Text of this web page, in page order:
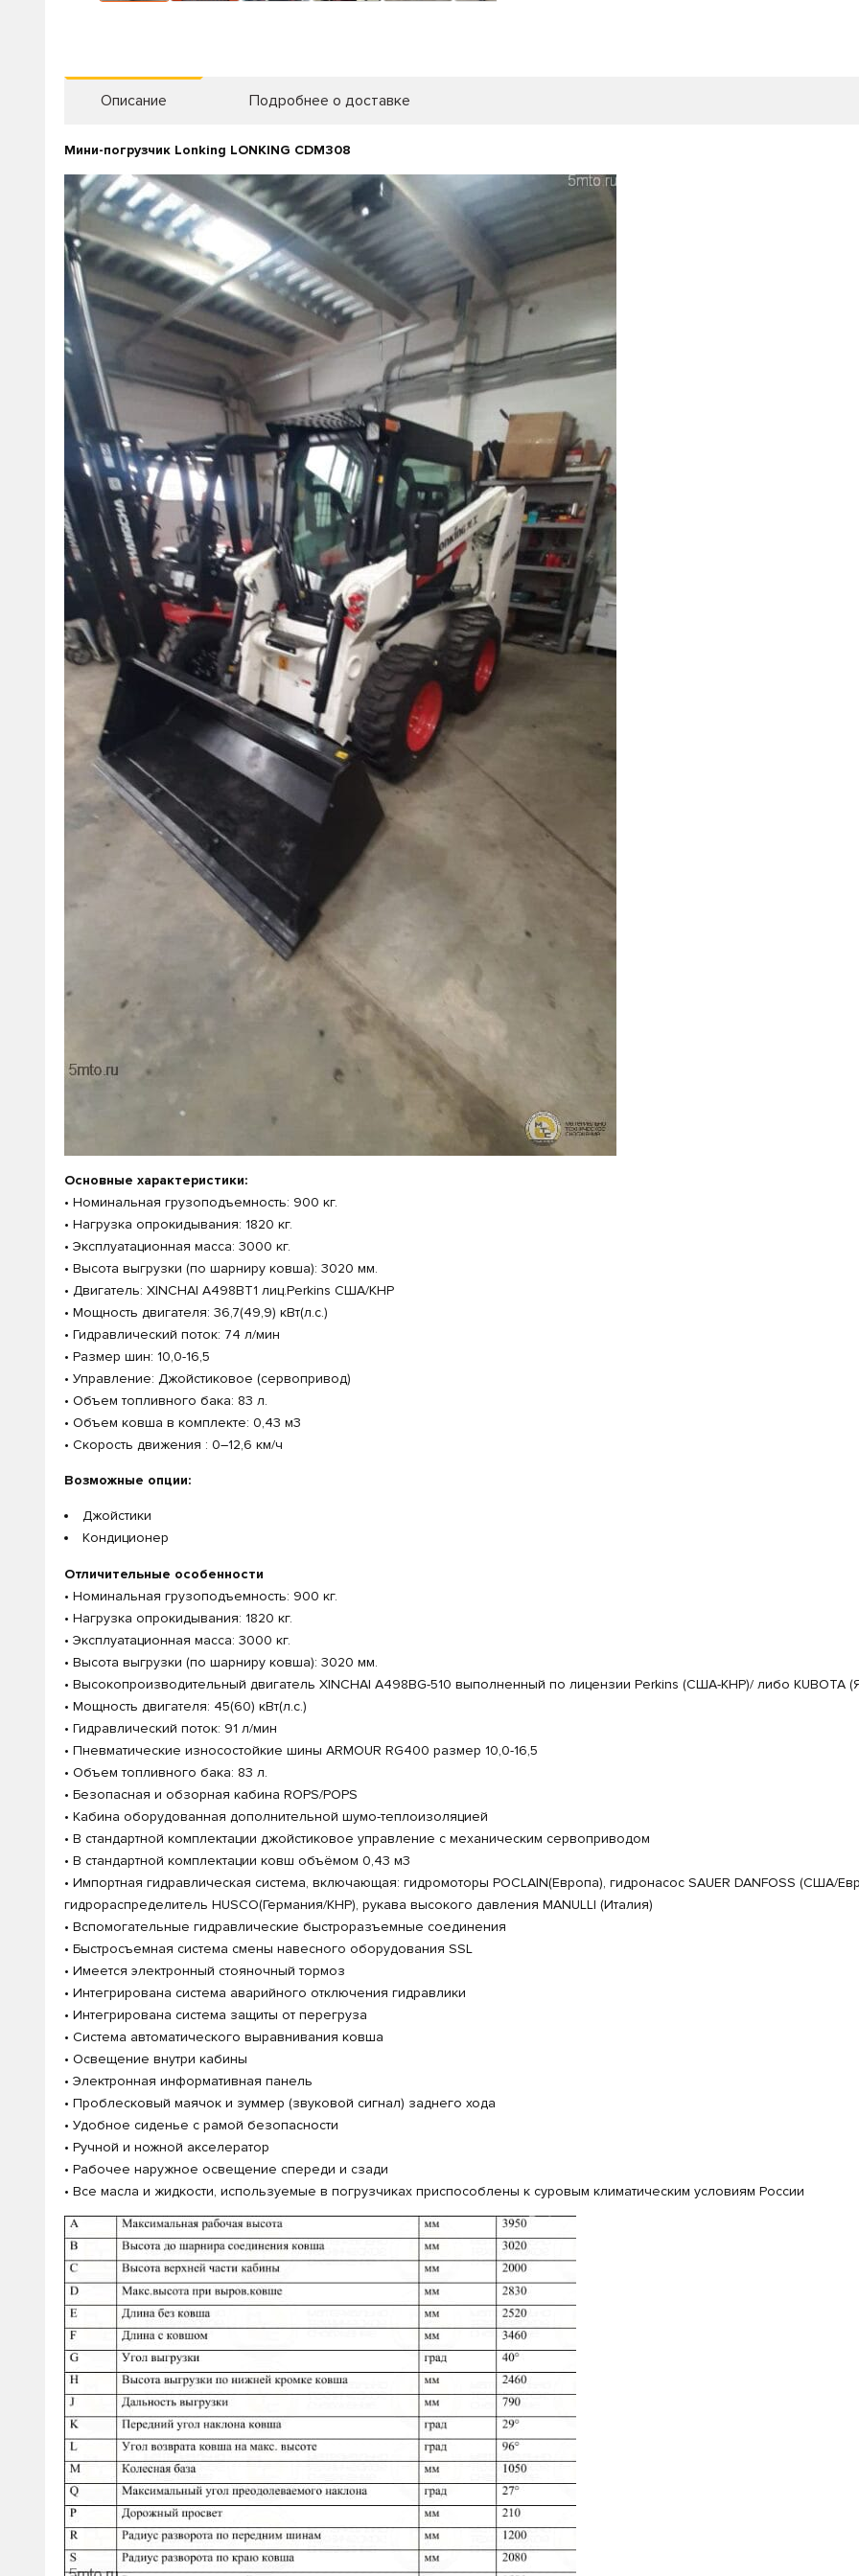
Описание Подробнее о доставке
Мини-погрузчик Lonking LONKING CDM308
Основные характеристики:
• Номинальная грузоподъемность: 900 кг.
• Нагрузка опрокидывания: 1820 кг.
• Эксплуатационная масса: 3000 кг.
• Высота выгрузки (по шарниру ковша): 3020 мм.
• Двигатель: XINCHAI A498BT1 лиц.Perkins США/КНР
• Мощность двигателя: 36,7(49,9) кВт(л.с.)
• Гидравлический поток: 74 л/мин
• Размер шин: 10,0-16,5
• Управление: Джойстиковое (сервопривод)
• Объем топливного бака: 83 л.
• Объем ковша в комплекте: 0,43 м3
• Скорость движения : 0–12,6 км/ч
Возможные опции:
Джойстики
Кондиционер
Отличительные особенности
• Номинальная грузоподъемность: 900 кг.
• Нагрузка опрокидывания: 1820 кг.
• Эксплуатационная масса: 3000 кг.
• Высота выгрузки (по шарниру ковша): 3020 мм.
• Высокопроизводительный двигатель XINCHAI A498BG-510 выполненный по лицензии Perkins (США-КНР)/ либо KUBOTA
• Мощность двигателя: 45(60) кВт(л.с.)
• Гидравлический поток: 91 л/мин
• Пневматические износостойкие шины ARMOUR RG400 размер 10,0-16,5
• Объем топливного бака: 83 л.
• Безопасная и обзорная кабина ROPS/POPS
• Кабина оборудованная дополнительной шумо-теплоизоляцией
• В стандартной комплектации джойстиковое управление с механическим сервоприводом
• В стандартной комплектации ковш объёмом 0,43 м3
• Импортная гидравлическая система, включающая: гидромоторы POCLAIN(Европа), гидронасос SAUER DANFOSS (США/
гидрораспределитель HUSCO(Германия/КНР), рукава высокого давления MANULLI (Италия)
• Вспомогательные гидравлические быстроразъемные соединения
• Быстросъемная система смены навесного оборудования SSL
• Имеется электронный стояночный тормоз
• Интегрирована система аварийного отключения гидравлики
• Интегрирована система защиты от перегруза
• Система автоматического выравнивания ковша
• Освещение внутри кабины
• Электронная информативная панель
• Проблесковый маячок и зуммер (звуковой сигнал) заднего хода
• Удобное сиденье с рамой безопасности
• Ручной и ножной акселератор
• Рабочее наружное освещение спереди и сзади
• Все масла и жидкости, используемые в погрузчиках приспособлены к суровым климатическим условиям России